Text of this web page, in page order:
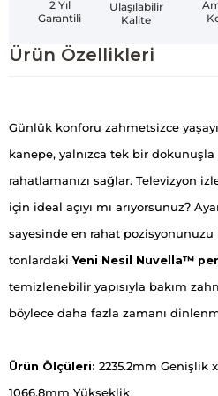
2 Yıl
Garantili
Ulaşılabilir
Kalite
Ürün Özellikleri
Günlük konforu zahmetsizce
kanepe, yalnızca tek bir
rahatlamanızı sağlar. Televizyon
için ideal açıyı mı arıyorsunuz?
sayesinde en rahat
tonlardakiYeni Nesil Nuvella™
temizlenebilir yapısıyla bakım
böylece daha fazla zamanı
Ürün Ölçüleri: 2235.2mm Genişlik
1066.8mm Yükseklik